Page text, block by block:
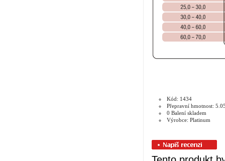
Kód: 1434
Přepravní hmotnost:
0 Balení skladem
Výrobce: Platinum